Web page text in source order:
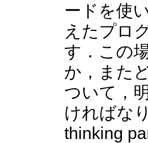
ードを使
えたプロ
す．この
か，また
ついて，
ければな
thinking